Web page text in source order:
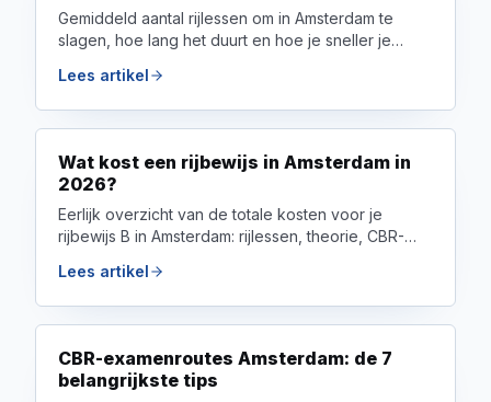
Gemiddeld aantal rijlessen om in Amsterdam te
slagen, hoe lang het duurt en hoe je sneller je
Car4Go.
Lees artikel
Wat kost een rijbewijs in Amsterdam in
2026?
Eerlijk overzicht van de totale kosten voor je
rijbewijs B in Amsterdam: rijlessen, theorie, CBR-
geld te besparen.
Lees artikel
CBR-examenroutes Amsterdam: de 7
belangrijkste tips